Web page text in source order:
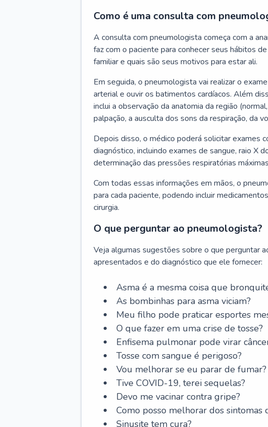
Como é uma consulta com
A consulta com pneumologista começa com a
faz com o paciente para conhecer seus hábitos
familiar e quais são seus motivos para estar ali.
Em seguida, o pneumologista vai realizar o
arterial e ouvir os batimentos cardíacos. Além
inclui a observação da anatomia da região
palpação, a ausculta dos sons da respiração, da
Depois disso, o médico poderá solicitar exames
diagnóstico, incluindo exames de sangue, raio X
determinação das pressões respiratórias
Com todas essas informações em mãos, o
para cada paciente, podendo incluir
cirurgia.
O que perguntar ao pneumologista?
Veja algumas sugestões sobre o que perguntar
apresentados e do diagnóstico que ele fornecer:
Asma é a mesma coisa que
As bombinhas para asma viciam?
Meu filho pode praticar esportes
O que fazer em uma crise de tosse?
Enfisema pulmonar pode virar
Tosse com sangue é perigoso?
Vou melhorar se eu parar de fumar?
Tive COVID-19, terei sequelas?
Devo me vacinar contra gripe?
Como posso melhorar dos sintomas
Sinusite tem cura?